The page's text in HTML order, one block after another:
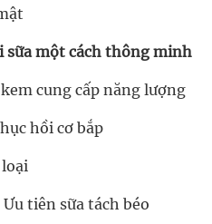
sữa một cách thông minh
cung cấp năng lượng
hồi cơ bắp
tiên sữa tách béo